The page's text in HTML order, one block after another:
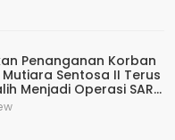
Penanganan Korban
Sentosa II Terus
Menjadi Operasi SAR